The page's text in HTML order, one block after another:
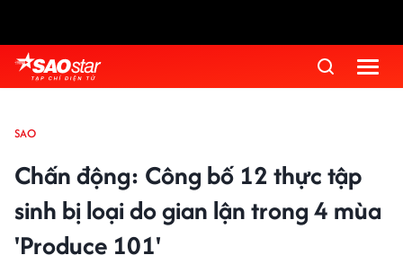
SAO
Chấn động: Công bố 12 thực tập
sinh bị loại do gian lận trong 4 mùa
'Produce 101'